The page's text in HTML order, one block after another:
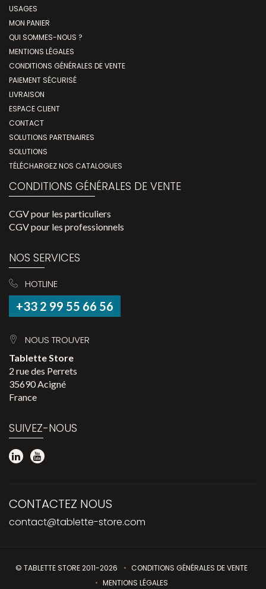
USAGES
MON PANIER
QUI SOMMES-NOUS ?
MENTIONS LÉGALES
CONDITIONS GÉNÉRALES DE VENTE
PAIEMENT SÉCURISÉ
LIVRAISON
ESPACE CLIENT
CONTACT
SOLUTIONS PARTENAIRES
SOLUTIONS
TÉLÉCHARGEZ NOS CATALOGUES
CONDITIONS GÉNÉRALES DE VENTE
CGV pour les particuliers
CGV pour les professionnels
NOS SERVICES
HOTLINE
+33 2 99 55 66 56
NOUS TROUVER
Tablette Store
2 rue des Perrets
35690 Acigné
France
SUIVEZ-NOUS
CONTACTEZ NOUS
contact@tablette-store.com
© TABLETTE STORE 2011-2026
CONDITIONS GÉNÉRALES DE VENTE
MENTIONS LÉGALES